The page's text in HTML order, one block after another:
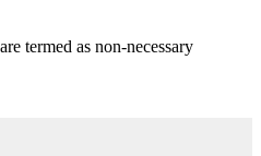
termed as non-necessary